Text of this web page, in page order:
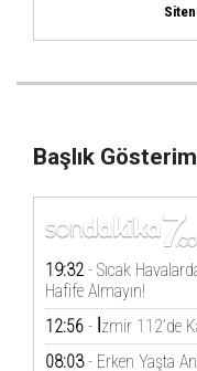
Başlık Gösterim